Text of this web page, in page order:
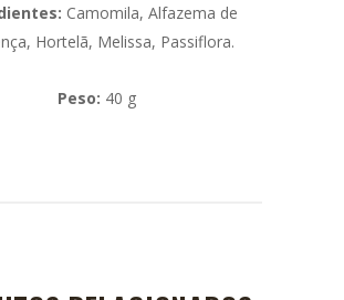
Camomila, Alfazema de
Hortelã, Melissa, Passiflora.
Peso: 40 g